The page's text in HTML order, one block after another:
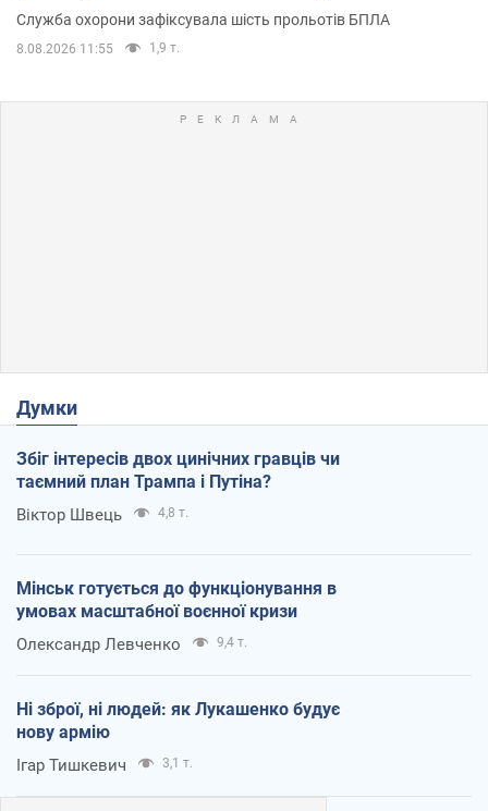
Служба охорони зафіксувала шість прольотів БПЛА
8.08.2026 11:55 1,9 т.
Думки
Збіг інтересів двох цинічних гравців чи
таємний план Трампа і Путіна?
Віктор Швець 4,8 т.
Мінськ готується до функціонування в
умовах масштабної воєнної кризи
Олександр Левченко 9,4 т.
Ні зброї, ні людей: як Лукашенко будує
нову армію
Ігар Тишкевич 3,1 т.